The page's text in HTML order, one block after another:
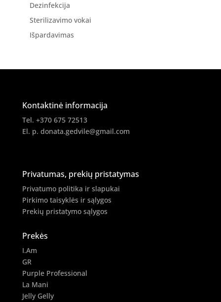
Dezinfekcija
Sterilizavimo vokai
Išpardavimas
Kontaktinė informacija
Tel. +370 675 72513
El. p. donata.gedvile@gmail.com
Privatumas, prekių pristatymas
Privatumo politika ir slapukai
Pirkimo taisyklės ir sąlygos
Prekių pristatymo sąlygos
Prekės
I.Am
GR
Purple Professional
La Mani
Jelly Gelly